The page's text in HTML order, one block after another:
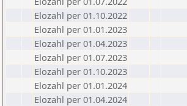
Elozahl per 01.10.2022
Elozahl per 01.01.2023
Elozahl per 01.04.2023
Elozahl per 01.07.2023
Elozahl per 01.10.2023
Elozahl per 01.01.2024
Elozahl per 01.04.2024